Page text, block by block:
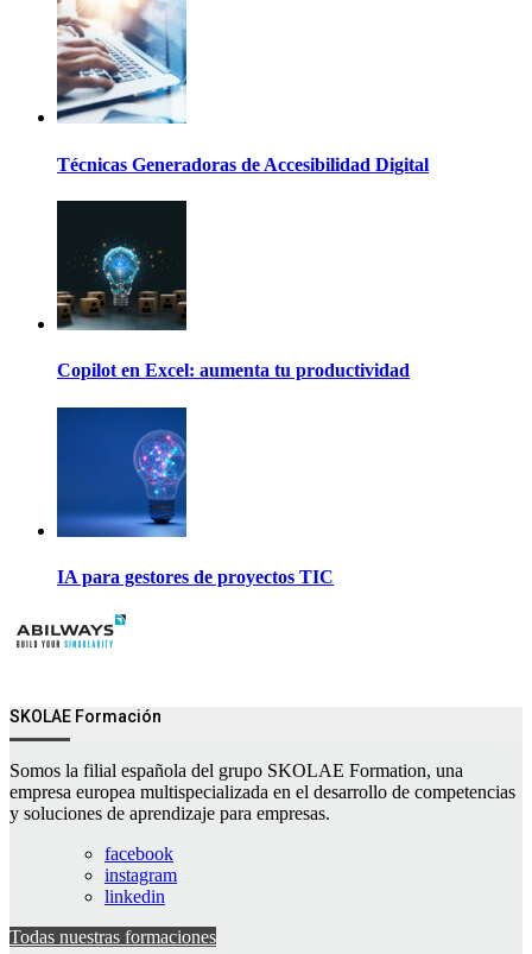
Técnicas Generadoras de Accesibilidad Digital
Copilot en Excel: aumenta tu productividad
IA para gestores de proyectos TIC
SKOLAE Formación
Somos la filial española del grupo SKOLAE Formation, una
empresa europea multispecializada en el desarrollo de competencias
y soluciones de aprendizaje para empresas.
facebook
instagram
linkedin
Todas nuestras formaciones